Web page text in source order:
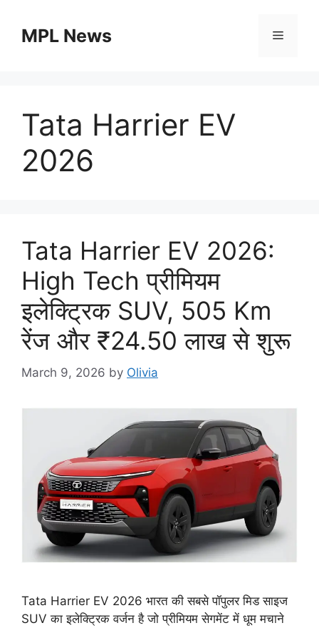
contentMPL News Menu
Tata Harrier EV
2026
Tata Harrier EV 2026:
High Tech प्रीमियम
इलेक्ट्रिक SUV, 505 Km
रेंज और ₹24.50 लाख से शुरू
March 9, 2026 by Olivia
Tata Harrier EV 2026 भारत की सबसे पॉपुलर मिड साइज
SUV का इलेक्ट्रिक वर्जन है जो प्रीमियम सेगमेंट में धूम मचाने